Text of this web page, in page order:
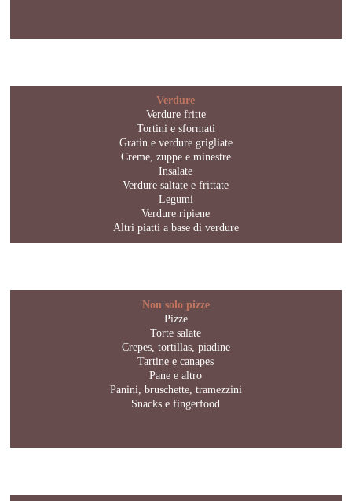
Verdure
Verdure fritte
Tortini e sformati
Gratin e verdure grigliate
Creme, zuppe e minestre
Insalate
Verdure saltate e frittate
Legumi
Verdure ripiene
Altri piatti a base di verdure
Non solo pizze
Pizze
Torte salate
Crepes, tortillas, piadine
Tartine e canapes
Pane e altro
Panini, bruschette, tramezzini
Snacks e fingerfood